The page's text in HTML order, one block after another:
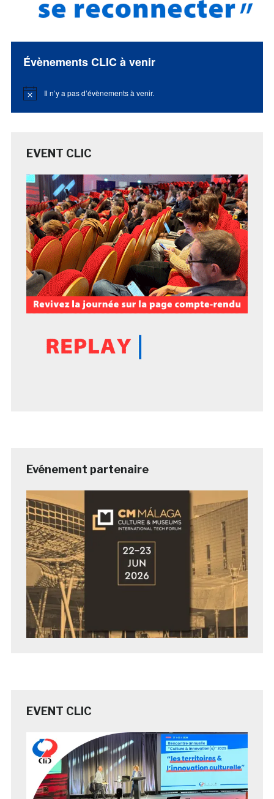
Évènements CLIC à venir
Notice Il n’y a pas d’évènements à venir.
EVENT CLIC
Evénement partenaire
EVENT CLIC